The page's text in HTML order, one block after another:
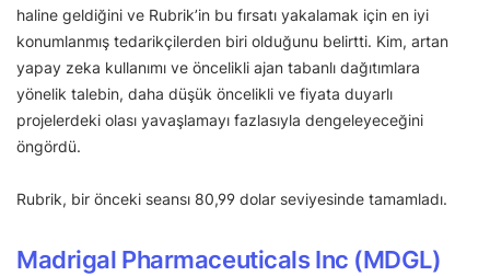
haline geldiğini ve Rubrik’in bu fırsatı yakalamak için en iyi
konumlanmış tedarikçilerden biri olduğunu belirtti. Kim, artan
yapay zeka kullanımı ve öncelikli ajan tabanlı dağıtımlara
yönelik talebin, daha düşük öncelikli ve fiyata duyarlı
projelerdeki olası yavaşlamayı fazlasıyla dengeleyeceğini
öngördü.
Rubrik, bir önceki seansı 80,99 dolar seviyesinde tamamladı.
Madrigal Pharmaceuticals Inc (MDGL)